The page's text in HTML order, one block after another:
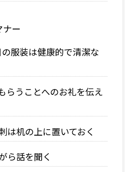
ナー
服装は健康的で清潔な
らうことへのお礼を伝え
は机の上に置いておく
ら話を聞く